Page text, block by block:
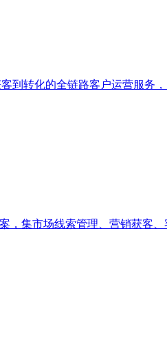
到转化的全链路客户运营服务
，集市场线索管理、营销获客